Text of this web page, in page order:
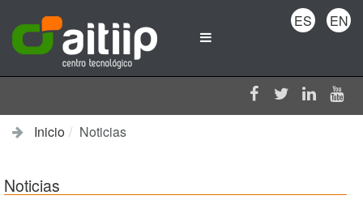
Inicio Noticias
Noticias
ES EN